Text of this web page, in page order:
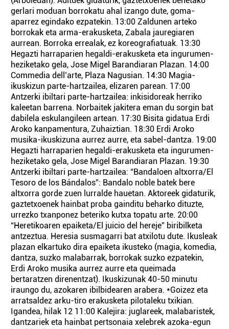
gerlari moduan borrokatu ahal izango dute, goma-
aparrez egindako ezpatekin. 13:00 Zaldunen arteko
borrokak eta arma-erakusketa, Zabala jauregiaren
aurrean. Borroka errealak, ez koreografiatuak. 13:30
Hegazti harraparien hegaldi-erakusketa eta ingurumen-
heziketako gela, Jose Migel Barandiaran Plazan. 14:00
Commedia dell’arte, Plaza Nagusian. 14:30 Magia-
ikuskizun parte-hartzailea, elizaren parean. 17:00
Antzerki ibiltari parte-hartzailea: inkisidoreak herriko
kaleetan barrena. Norbaitek jakitera eman du sorgin bat
dabilela eskulangileen artean. 17:30 Bisita gidatua Erdi
Aroko kanpamentura, Zuhaiztian. 18:30 Erdi Aroko
musika-ikuskizuna aurrez aurre, eta sabel-dantza. 19:00
Hegazti harraparien hegaldi-erakusketa eta ingurumen-
heziketako gela, Jose Migel Barandiaran Plazan. 19:30
Antzerki ibiltari parte-hartzailea: “Bandaloen altxorra/El
Tesoro de los Bándalos”: Bandalo noble batek bere
altxorra gorde zuen lurralde hauetan. Aktoreek gidaturik,
gaztetxoenek hainbat proba gainditu beharko dituzte,
urrezko txanponez beteriko kutxa topatu arte. 20:00
“Heretikoaren epaiketa/El juicio del hereje” biribilketa
antzeztua. Heresia susmagarri bat atxilotu dute. Ikusleak
plazan elkartuko dira epaiketa ikusteko (magia, komedia,
dantza, suzko malabarrak, borrokak suzko ezpatekin,
Erdi Aroko musika aurrez aurre eta queimada
bertaratzen direnentzat). Ikuskizunak 40-50 minutu
iraungo du, azokaren ibilbidearen arabera. *Goizez eta
arratsaldez arku-tiro erakusketa pilotaleku txikian.
Igandea, hilak 12 11:00 Kalejira: juglareek, malabaristek,
dantzariek eta hainbat pertsonaia xelebrek azoka-egun